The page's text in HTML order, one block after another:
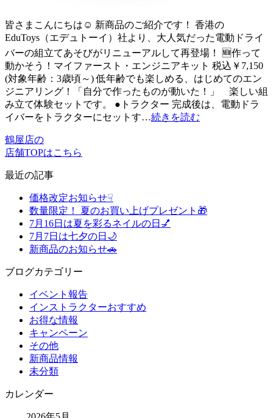
皆さまこんにちは☺ 新商品のご紹介です！ 香港の
EduToys（エデュトーイ）社より、大人気だった電動ドライ
バーの組立てあそびがリニューアルして再登場！ 🆕作って
動かそう！マイファースト・エンジニアキット 税込￥7,150
(対象年齢：3歳頃～) 低年齢でも楽しめる、はじめてのエン
ジニアリング！「自分で作ったものが動いた！」 楽しい組
み立て体験セットです。 ●トラクター 完成後は、電動ドラ
イバーをトラクターにセットす…続きを読む
鶴屋店の
店舗TOPはこちら
最近の記事
価格改定お知らせ☟
数量限定！ 夏のお買い上げプレゼント🎁
7月16日は夏を彩るネイルの日💅
7月7日は七夕の日🌙
新商品のお知らせ🚗
ブログカテゴリー
イベント報告
インストラクターおすすめ
お得な情報
キャンペーン
その他
新商品情報
未分類
カレンダー